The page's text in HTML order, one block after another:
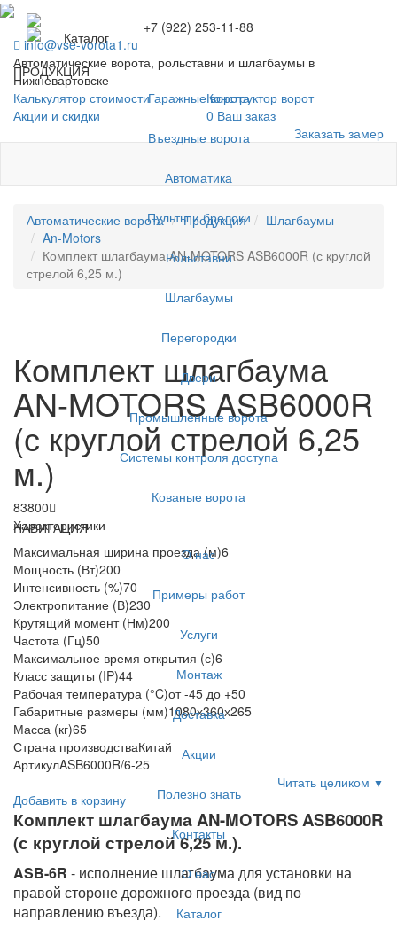
Каталог
ПРОДУКЦИЯ
Гаражные ворота
Въездные ворота
Автоматика
Пульты и брелоки
Рольставни
Шлагбаумы
Перегородки
Двери
Промышленные ворота
Системы контроля доступа
Кованые ворота
НАВИГАЦИЯ
О нас
Примеры работ
Услуги
Монтаж
Доставка
Акции
Полезно знать
Контакты
О нас
Каталог
+7 (922) 253-11-88
info@vse-vorota1.ru
Автоматические ворота, рольставни и шлагбаумы в
Нижневартовске
Калькулятор стоимости
Конструктор ворот
Акции и скидки
0 Ваш заказ
Заказать замер
Автоматические ворота Продукция
Шлагбаумы
An-Motors
Комплект шлагбаума AN-MOTORS ASB6000R (с круглой
стрелой 6,25 м.)
Комплект шлагбаума
AN-MOTORS ASB6000R
(с круглой стрелой 6,25
м.)
83800
Характеристики
Максимальная ширина проезда (м)6
Мощность (Вт)200
Интенсивность (%)70
Электропитание (В)230
Крутящий момент (Нм)200
Частота (Гц)50
Максимальное время открытия (с)6
Класс защиты (IP)44
Рабочая температура (°C)от -45 до +50
Габаритные размеры (мм)1080х360х265
Масса (кг)65
Страна производстваКитай
АртикулASB6000R/6-25
Читать целиком ▼
Добавить в корзину
Комплект шлагбаума AN-MOTORS ASB6000R
(с круглой стрелой 6,25 м.).
ASB-6R - исполнение шлагбаума для установки на
правой стороне дорожного проезда (вид по
направлению въезда).